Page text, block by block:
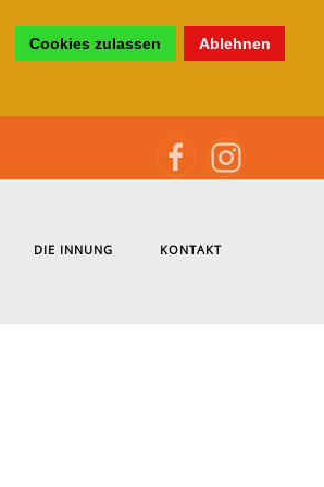
Cookies zulassen Ablehnen
DIE INNUNG KONTAKT